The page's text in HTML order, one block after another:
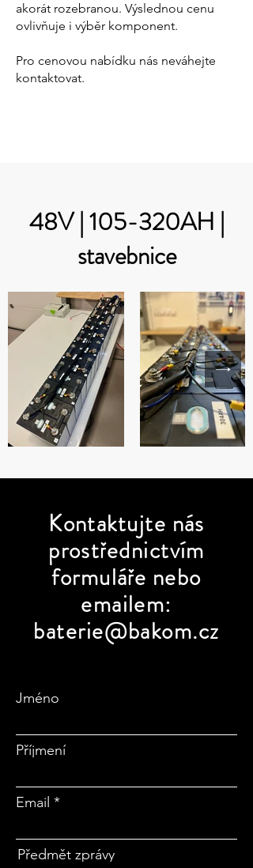
akorát rozebranou. Výslednou cenu
ovlivňuje i výběr komponent.
Pro cenovou nabídku nás neváhejte
kontaktovat.
48V | 105-320AH |
stavebnice
Kontaktujte nás
prostřednictvím
formuláře nebo
emailem:
baterie@bakom.cz
Jméno
Příjmení
Email
Předmět zprávy